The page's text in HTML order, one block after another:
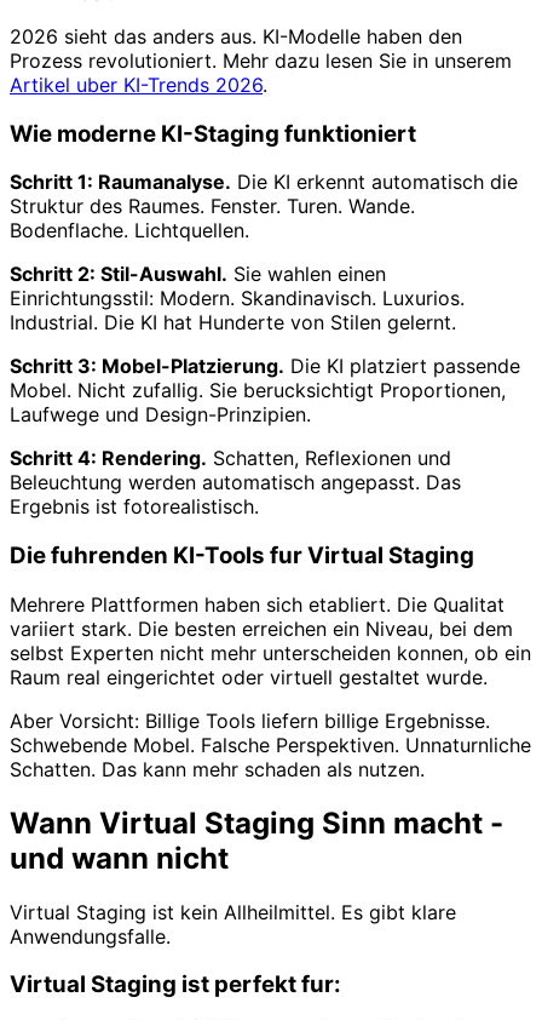
2026 sieht das anders aus. KI-Modelle haben den
Prozess revolutioniert. Mehr dazu lesen Sie in unserem
Artikel uber KI-Trends 2026.
Wie moderne KI-Staging funktioniert
Schritt 1: Raumanalyse. Die KI erkennt automatisch die
Struktur des Raumes. Fenster. Turen. Wande.
Bodenflache. Lichtquellen.
Schritt 2: Stil-Auswahl. Sie wahlen einen
Einrichtungsstil: Modern. Skandinavisch. Luxurios.
Industrial. Die KI hat Hunderte von Stilen gelernt.
Schritt 3: Mobel-Platzierung. Die KI platziert passende
Mobel. Nicht zufallig. Sie berucksichtigt Proportionen,
Laufwege und Design-Prinzipien.
Schritt 4: Rendering. Schatten, Reflexionen und
Beleuchtung werden automatisch angepasst. Das
Ergebnis ist fotorealistisch.
Die fuhrenden KI-Tools fur Virtual Staging
Mehrere Plattformen haben sich etabliert. Die Qualitat
variiert stark. Die besten erreichen ein Niveau, bei dem
selbst Experten nicht mehr unterscheiden konnen, ob ein
Raum real eingerichtet oder virtuell gestaltet wurde.
Aber Vorsicht: Billige Tools liefern billige Ergebnisse.
Schwebende Mobel. Falsche Perspektiven. Unnaturnliche
Schatten. Das kann mehr schaden als nutzen.
Wann Virtual Staging Sinn macht -
und wann nicht
Virtual Staging ist kein Allheilmittel. Es gibt klare
Anwendungsfalle.
Virtual Staging ist perfekt fur: